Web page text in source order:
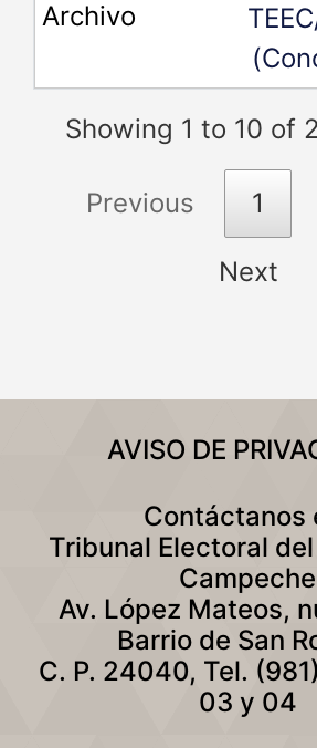
Showing 1 to 10 of
Previous 1
Next
AVISO DE
Contáctanos
Tribunal Electoral
Campeche
Av. López Mateos,
Barrio de San
C. P. 24040, Tel.
03 y 04